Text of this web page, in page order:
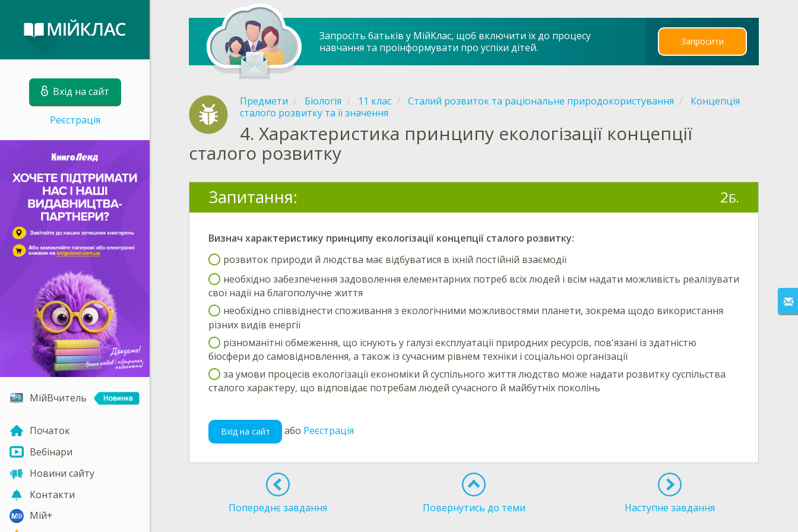
Вхід на сайт
Реєстрація
МійВчитель
Початок
Вебінари
Новини сайту
Контакти
Мій+
Запросіть батьків у МійКлас, щоб включити їх до процесу
навчання та проінформувати про успіхи дітей.
Запросити
Предмети Біологія 11 клас Сталий розвиток та раціональне природокористування
Концепція
сталого розвитку та її значення
4. Характеристика принципу екологізації концепції
сталого розвитку
Запитання: 2Б.
Визнач характеристику принципу екологізації концепції сталого розвитку:
розвиток природи й людства має відбуватися в їхній постійній взаємодії
необхідно забезпечення задоволення елементарних потреб всіх людей і всім надати можливість реалізувати
свої надії на благополучне життя
необхідно співвіднести споживання з екологічними можливостями планети, зокрема щодо використання
різних видів енергії
різноманітні обмеження, що існують у галузі експлуатації природних ресурсів, пов'язані із здатністю
біосфери до самовідновлення, а також із сучасним рівнем техніки і соціальної організації
за умови процесів екологізації економіки й суспільного життя людство може надати розвитку суспільства
сталого характеру, що відповідає потребам людей сучасного й майбутніх поколінь
Вхід на сайт або Реєстрація
Попереднє завдання Повернутись до теми Наступне завдання